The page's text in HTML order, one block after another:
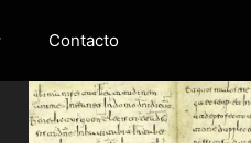
Contacto